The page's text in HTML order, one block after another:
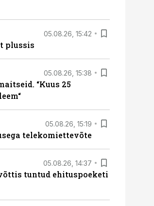
05.08.26, 15:42
plussis
05.08.26, 15:38
“Kuus 25
05.08.26, 15:19
telekomiettevõte
05.08.26, 14:37
tuntud ehituspoeketi